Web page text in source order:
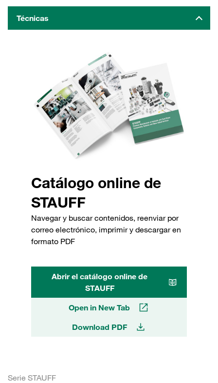
Técnicas
Catálogo online de
STAUFF
Navegar y buscar contenidos, reenviar por
correo electrónico, imprimir y descargar en
formato PDF
Abrir el catálogo online de
STAUFF
Open in New Tab
Download PDF
Serie STAUFF